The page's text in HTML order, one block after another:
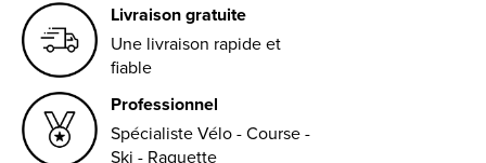
Livraison gratuite
Une livraison rapide et
fiable
Professionnel
Spécialiste Vélo - Course -
Ski - Raquette